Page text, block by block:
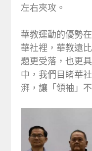
左右夾攻。
華教運動的優勢
華社裡，華教遠
題更受落，也更
中，我們目睹華
湃，讓「領袖」